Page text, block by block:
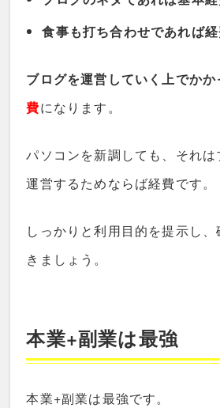
食事も打ち合わせであれば
ブログを運営していく上でか
費になります。
パソコンを新調しても、それ
運営するためならば経費です。
しっかりと利用目的を提示し
きましょう。
本業+副業は最強
本業+副業は最強です。